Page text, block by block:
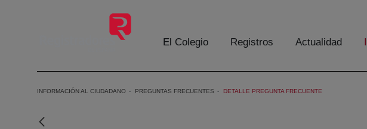
El Colegio Registros Actualidad
INFORMACIÓN AL CIUDADANO PREGUNTAS FRECUENTES DETALLE PREGUNTA FRECUENTE